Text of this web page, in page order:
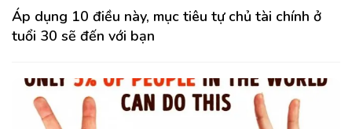
Áp dụng 10 điều này, mục tiêu tự chủ tài chính ở
tuổi 30 sẽ đến với bạn